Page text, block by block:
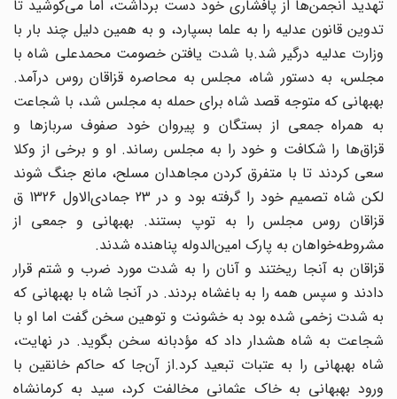
تهدید انجمن‌ها از پافشاری خود دست برداشت، اما می‌کوشید تا
تدوین قانون عدلیه را به علما بسپارد، و به همین دلیل چند بار با
وزارت عدلیه درگیر شد.با شدت یافتن خصومت محمد‌علی شاه با
مجلس، به دستور شاه، مجلس به محاصره قزاقان روس درآمد.
بهبهانی که متوجه قصد شاه برای حمله به مجلس شد، با شجاعت
به همراه جمعی از بستگان و پیروان خود صفوف سربازها و
قزاق‌ها را شکافت و خود را به مجلس رساند. او و برخی از وکلا
سعی کردند تا با متفرق کردن مجاهدان مسلح، مانع جنگ شوند
لکن شاه تصمیم خود را گرفته بود و در 23 جماد‌ی‌الاول 1326 ق
قزاقان روس مجلس را به توپ بستند. بهبهانی و جمعی از
مشروطه‌خواهان به پارک امین‌الدوله پناهنده شدند.
قزاقان به ‌آنجا ریختند و آنان را به شدت مورد ضرب و شتم قرار
دادند و سپس همه را به باغشاه بردند. در آنجا شاه با بهبهانی که
به شدت زخمی شده بود به خشونت و توهین سخن گفت اما او با
شجاعت به شاه هشدار داد که مؤدبانه سخن بگوید. در نهایت،
شاه بهبهانی را به عتبات تبعید کرد.از آن‌جا که حاکم خانقین با
ورود بهبهانی به خاک عثمانی مخالفت کرد، سید به کرمانشاه